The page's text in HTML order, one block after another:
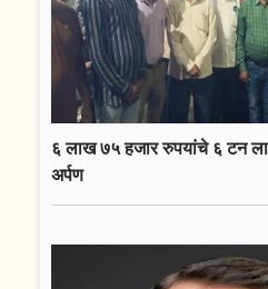
६ लाख ७५ हजार रुपयांचे ६ टन
अर्पण